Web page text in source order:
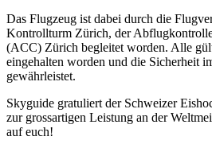
Das Flugzeug ist dabei durch die
Kontrollturm Zürich, der
(ACC) Zürich begleitet worden. Alle
eingehalten worden und die Sicherheit
gewährleistet.
Skyguide gratuliert der Schweizer
zur grossartigen Leistung an der
auf euch!